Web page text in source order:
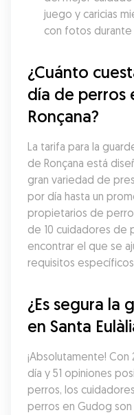
juego y caricias
con fotos
¿Cuánto
día de perros
Ronçana?
La tarifa para la
de Ronçana está
gran variedad de
por día hasta un
propietarios de
de 10 cuidadores de
encontrar el que se
requisitos
¿Es segura la
en Santa
¡Absolutamente!
día y 51 opiniones
perros, los
perros en Gudog